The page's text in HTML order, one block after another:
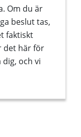
Om du är
beslut tas,
faktiskt
det här för
och vi